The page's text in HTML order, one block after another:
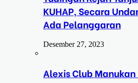
KUHAP, Secara
Ada Pelanggaran
Desember 27, 2023
Alexis Club